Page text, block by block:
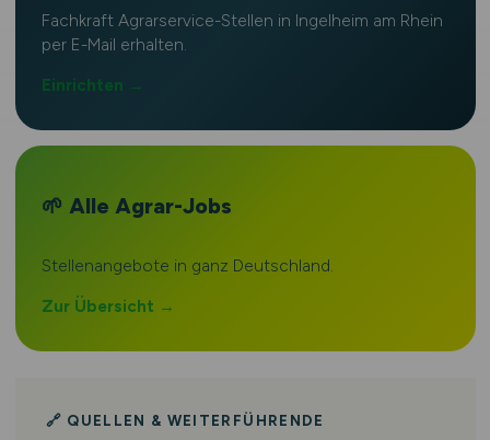
Fachkraft Agrarservice-Stellen in Ingelheim am Rhein
per E-Mail erhalten.
Einrichten →
🌱 Alle Agrar-Jobs
Stellenangebote in ganz Deutschland.
Zur Übersicht →
🔗 QUELLEN & WEITERFÜHRENDE